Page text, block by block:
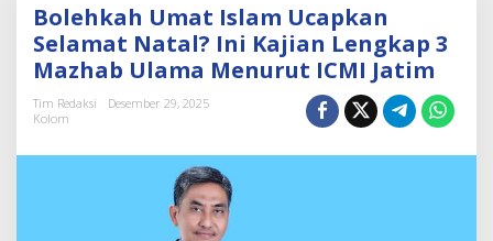
e
h
k
a
m
Bolehkah Umat Islam Ucapkan
Selamat Natal? Ini Kajian Lengkap 3
Mazhab Ulama Menurut ICMI Jatim
Tim Redaksi
Desember 29, 2025
Kolom